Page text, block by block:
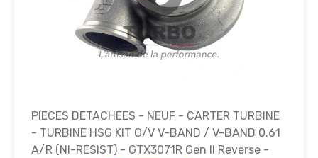
PIECES DETACHEES - NEUF - CARTER TURBINE
- TURBINE HSG KIT O/V V-BAND / V-BAND 0.61
A/R (NI-RESIST) - GTX3071R Gen II Reverse -